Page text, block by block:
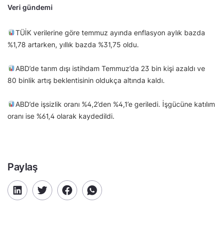
Veri gündemi
TÜİK verilerine göre temmuz ayında enflasyon aylık bazda
%1,78 artarken, yıllık bazda %31,75 oldu.
ABD’de tarım dışı istihdam Temmuz’da 23 bin kişi azaldı ve
80 binlik artış beklentisinin oldukça altında kaldı.
ABD’de işsizlik oranı %4,2’den %4,1’e geriledi. İşgücüne katılım
oranı ise %61,4 olarak kaydedildi.
Paylaş